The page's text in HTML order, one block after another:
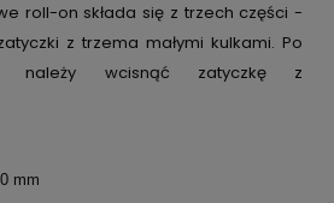
roll-on składa się z trzech części -
z trzema małymi kulkami. Po
należy wcisnąć zatyczkę z
mm